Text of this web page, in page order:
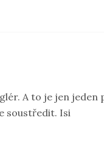
A to je jen jeden
soustředit. Isi